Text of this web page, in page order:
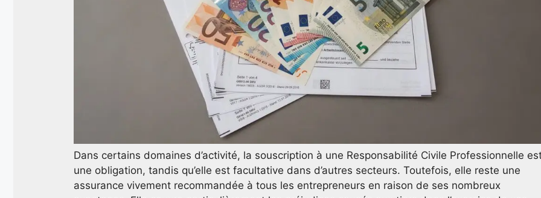
Dans certains domaines d’activité, la souscription à une Responsabilité Civile Professionnelle
une obligation, tandis qu’elle est facultative dans d’autres secteurs. Toutefois, elle reste une
assurance vivement recommandée à tous les entrepreneurs en raison de ses nombreux